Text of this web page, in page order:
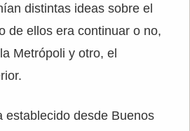
distintas ideas sobre el
de ellos era continuar o no,
Metrópoli y otro, el
establecido desde Buenos